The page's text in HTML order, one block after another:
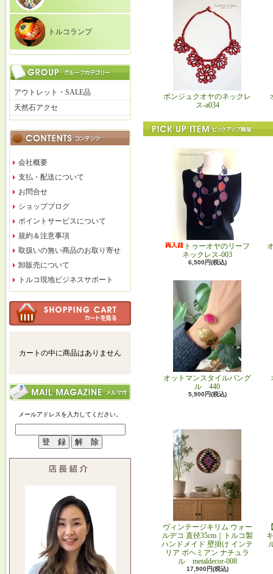
トルコランプ
アウトレット・SALE品
天然石アクセ
会社概要
支払・配送について
お問合せ
ショップブログ
ポイントサービスについて
規約＆注意事項
取扱いの無い商品のお取り寄せ
卸販売について
トルコ現地ビジネスサポート
カートの中に商品はありません
メールアドレスを入力してください。
ボンジュクオヤのネックレ
ス-a034
トゥーオヤのリーフ
ネックレス-003
6,500円(税込)
オットマンスタイルバング
ル 440
5,900円(税込)
ヴィンテージキリム ウォー
ルデコ 直径35cm｜トルコ製
ハンドメイド 壁掛け インテ
リア ボヘミアン ナチュラ
ル metaldecor-008
17,900円(税込)